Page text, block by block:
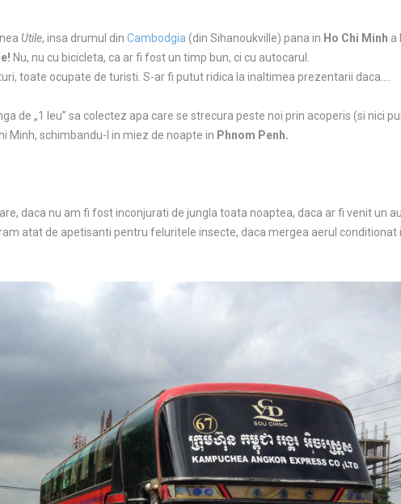
Utile, insa drumul din Cambodgia (din Sihanoukville) pana in Ho Chi Minh a
Nu, nu cu bicicleta, ca ar fi fost un timp bun, ci cu autocarul.
toate ocupate de turisti. S-ar fi putut ridica la inaltimea prezentarii daca….
de „1 leu” sa colectez apa care se strecura peste noi prin acoperis (si nici
Minh, schimbandu-l in miez de noapte in Phnom Penh.
daca nu am fi fost inconjurati de jungla toata noaptea, daca ar fi venit un
atat de apetisanti pentru feluritele insecte, daca mergea aerul conditionat